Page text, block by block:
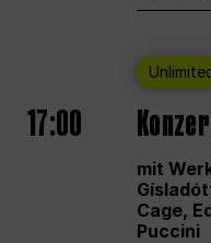
17:00
mit
Cage,
Puccini